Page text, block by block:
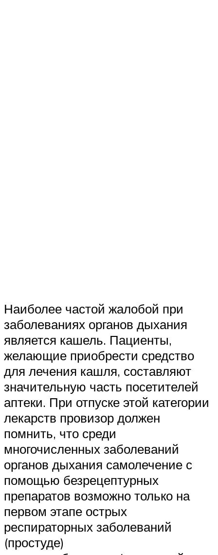
Наиболее частой жалобой при
заболеваниях органов дыхания
является кашель. Пациенты,
желающие приобрести средство
для лечения кашля, составляют
значительную часть посетителей
аптеки. При отпуске этой категории
лекарств провизор должен
помнить, что среди
многочисленных заболеваний
органов дыхания самолечение с
помощью безрецептурных
препаратов возможно только на
первом этапе острых
респираторных заболеваний
(простуде)